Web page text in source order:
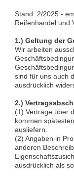
Stand: 2/2025 -
Reifenhandel und
1.) Geltung der
Wir arbeiten
sind für uns auch
ausdrücklich
2.)
(1) Verträge über
kommen
ausliefern.
(2) Angaben in
anderen
ausdrücklich als